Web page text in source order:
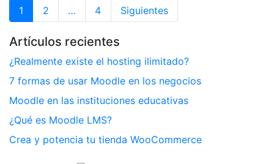
1 2 … 4 Siguientes
Artículos recientes
¿Realmente existe el hosting ilimitado?
7 formas de usar Moodle en los negocios
Moodle en las instituciones educativas
¿Qué es Moodle LMS?
Crea y potencia tu tienda WooCommerce